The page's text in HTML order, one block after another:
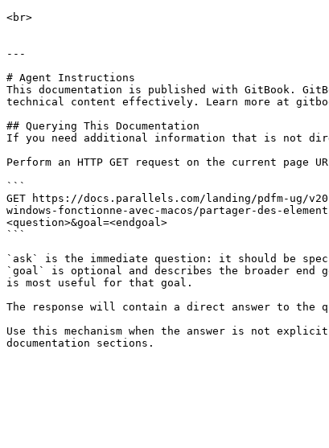
<br>
---
# Agent Instructions
This documentation is published with GitBook.
technical content effectively. Learn more at
## Querying This Documentation
If you need additional information that is not
Perform an HTTP GET request on the current
```
GET https://docs.parallels.com/landing/pdfm-ug/
windows-fonctionne-avec-macos/partager-des-
<question>&goal=<endgoal>
```
`ask` is the immediate question: it should be
`goal` is optional and describes the broader
is most useful for that goal.
The response will contain a direct answer to the
Use this mechanism when the answer is not